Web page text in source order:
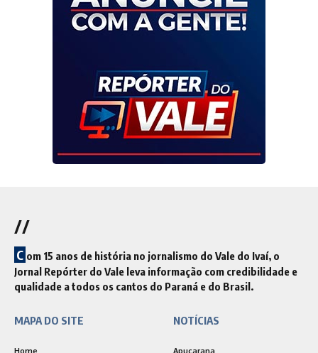
//
C om 15 anos de história no jornalismo do Vale do Ivaí, o
Jornal Repórter do Vale leva informação com credibilidade e
qualidade a todos os cantos do Paraná e do Brasil.
MAPA DO SITE NOTÍCIAS